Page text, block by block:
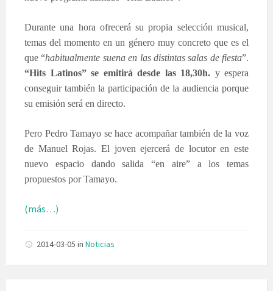
Durante una hora ofrecerá su propia selección musical,
temas del momento en un género muy concreto que es el
que “habitualmente suena en las distintas salas de fiesta”.
“Hits Latinos” se emitirá desde las 18,30h. y espera
conseguir también la participación de la audiencia porque
su emisión será en directo.
Pero Pedro Tamayo se hace acompañar también de la voz
de Manuel Rojas. El joven ejercerá de locutor en este
nuevo espacio dando salida “en aire” a los temas
propuestos por Tamayo.
(más…)
2014-03-05 in Noticias